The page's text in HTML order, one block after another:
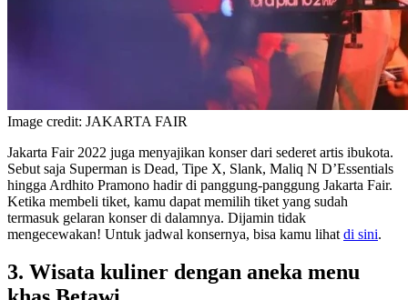
Image credit: JAKARTA FAIR
Jakarta Fair 2022 juga menyajikan konser dari sederet artis ibukota.
Sebut saja Superman is Dead, Tipe X, Slank, Maliq N D’Essentials
hingga Ardhito Pramono hadir di panggung-panggung Jakarta Fair.
Ketika membeli tiket, kamu dapat memilih tiket yang sudah
termasuk gelaran konser di dalamnya. Dijamin tidak
mengecewakan! Untuk jadwal konsernya, bisa kamu lihat di sini.
3. Wisata kuliner dengan aneka menu